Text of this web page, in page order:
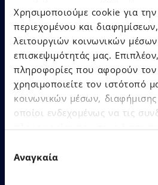
Χρησιμοποιούμε cookie για την
περιεχομένου και
λειτουργιών κοινωνικών
επισκεψιμότητάς μας.
πληροφορίες που αφορούν
χρησιμοποιείτε τον ιστότοπό
κοινωνικών μέσων,
οποίοι ενδεχομένως να τις
σας χρήση των υπηρεσιών τους.
συγκατάθεσης
Αναγκαία
Δείτε Περισσότερα